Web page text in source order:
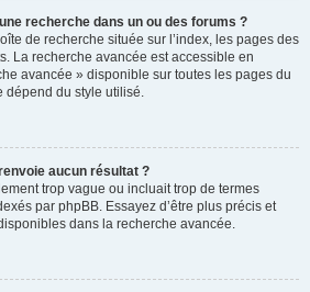
recherche dans un ou des forums ?
de recherche située sur l’index, les pages des
La recherche avancée est accessible en
avancée » disponible sur toutes les pages du
dépend du style utilisé.
aucun résultat ?
trop vague ou incluait trop de termes
par phpBB. Essayez d’être plus précis et
dans la recherche avancée.